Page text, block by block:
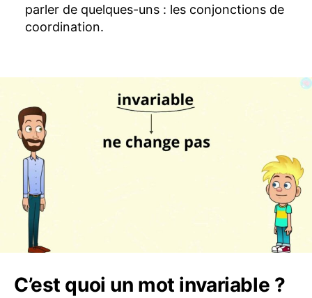
parler de quelques-uns : les conjonctions de
coordination.
C’est quoi un mot invariable ?